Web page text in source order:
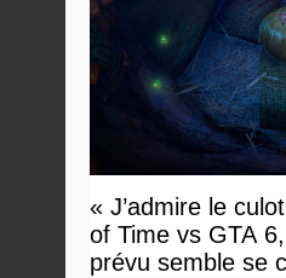
« J’admire le
of Time vs GTA
prévu semble se